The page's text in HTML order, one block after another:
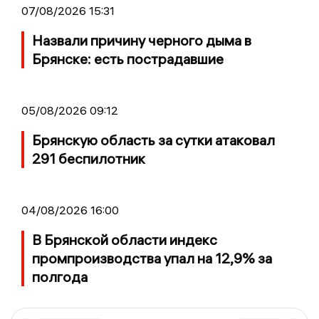
07/08/2026 15:31
Назвали причину черного дыма в
Брянске: есть пострадавшие
05/08/2026 09:12
Брянскую область за сутки атаковал
291 беспилотник
04/08/2026 16:00
В Брянской области индекс
промпроизводства упал на 12,9% за
полгода